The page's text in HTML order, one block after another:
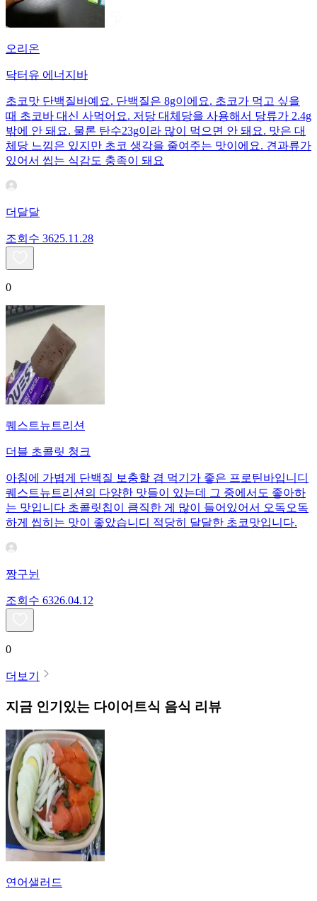
오리온
닥터유 에너지바
초코맛 단백질바예요. 단백질은 8g이에요. 초코가 먹고 싶을
때 초코바 대신 사먹어요. 저당 대체당을 사용해서 당류가 2.4g
밖에 안 돼요. 물론 탄수23g이라 많이 먹으면 안 돼요. 맛은 대
체당 느낌은 있지만 초코 생각을 줄여주는 맛이에요. 견과류가
있어서 씹는 식감도 충족이 돼요
더달달
조회수 3625.11.28
0
퀘스트뉴트리션
더블 초콜릿 청크
아침에 가볍게 단백질 보충할 겸 먹기가 좋은 프로틴바입니디
퀘스트뉴트리션의 다양한 맛들이 있는데 그 중에서도 좋아하
는 맛입니다 초콜릿칩이 큼직한 게 많이 들어있어서 오독오독
하게 씹히는 맛이 좋았습니디 적당히 달달한 초코맛입니다.
짱구뉜
조회수 6326.04.12
0
더보기
지금 인기있는 다이어트식 음식 리뷰
연어샐러드